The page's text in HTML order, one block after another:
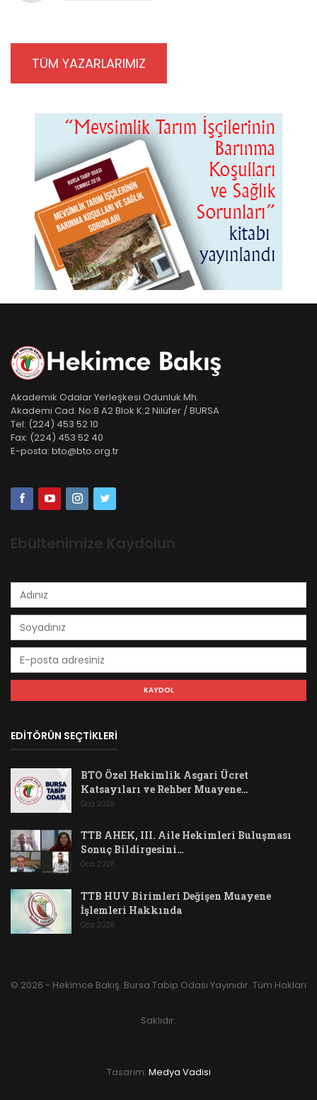
TÜM YAZARLARIMIZ
Akademik Odalar Yerleşkesi Odunluk Mh.
Akademi Cad. No:8 A2 Blok K:2 Nilüfer / BURSA
Tel: (224) 453 52 10
Fax: (224) 453 52 40
E-posta: bto@bto.org.tr
Ebültenimize Kaydolun
EDİTÖRÜN SEÇTİKLERİ
BTO Özel Hekimlik Asgari Ücret
Katsayıları ve Rehber Muayene…
Oca 2026
TTB AHEK, III. Aile Hekimleri Buluşması
Sonuç Bildirgesini…
Oca 2026
TTB HUV Birimleri Değişen Muayene
İşlemleri Hakkında
Oca 2026
© 2026 - Hekimce Bakış. Bursa Tabip Odası Yayınıdır. Tüm Hakları
Saklıdır.
Tasarım: Medya Vadisi